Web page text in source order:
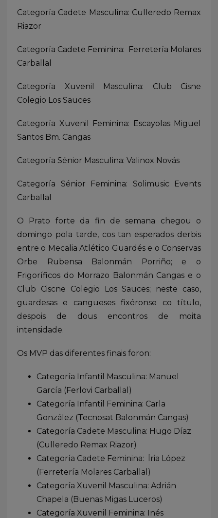
Categoría Cadete Masculina: Culleredo Remax
Riazor
Categoría Cadete Feminina: Ferretería Molares
Carballal
Categoría Xuvenil Masculina: Club Cisne
Colegio Los Sauces
Categoría Xuvenil Feminina: Escayolas Miguel
Santos Bm. Cangas
Categoría Sénior Masculina: Valinox Novás
Categoría Sénior Feminina: Solimusic Events
Carballal
O Prato forte da fin de semana chegou o
domingo pola tarde, cos tan esperados derbis
entre o Mecalia Atlético Guardés e o Conservas
Orbe Rubensa Balonmán Porriño; e o
Frigoríficos do Morrazo Balonmán Cangas e o
Club Ciscne Colegio Los Sauces; neste caso,
guardesas e cangueses fixéronse co título,
despois de dous encontros de moita
intensidade.
Os MVP das diferentes finais foron:
Categoría Infantil Masculina: Manuel
García (Ferlovi Carballal)
Categoría Infantil Feminina: Carla
González (Tecnosat Balonmán Cangas)
Categoría Cadete Masculina: Hugo Díaz
(Culleredo Remax Riazor)
Categoría Cadete Feminina: Íria López
(Ferretería Molares Carballal)
Categoría Xuvenil Masculina: Adrián
Chapela (Buenas Migas Luceros)
Categoría Xuvenil Feminina: Inés